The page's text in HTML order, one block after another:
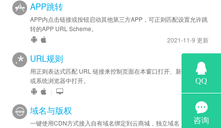
APP跳转
APP内点击链接或按钮启动其他第三方APP，可正则匹配设置允许跳
转的APP URL Scheme。
2021-11-9 更新
URL规则
用正则表达式匹配 URL 链接来控制页面在本窗口打开、新窗口打开
或系统浏览器中打开。
|
域名与版权
一键使用CDN方式接入自有域名绑定到云商城，独立域名，可自定